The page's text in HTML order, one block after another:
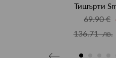
Тишърти
69.90 €
136.71 лв.